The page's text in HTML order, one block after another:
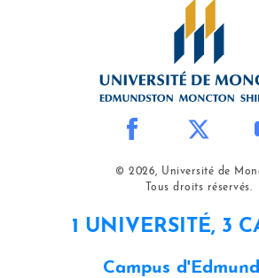
© 2026, Université de
Tous droits réservés.
1 UNIVERSITÉ, 3
Campus